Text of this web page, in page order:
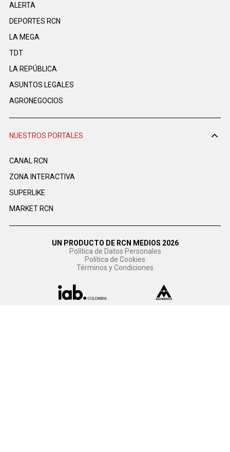
ALERTA
DEPORTES RCN
LA MEGA
TDT
LA REPÚBLICA
ASUNTOS LEGALES
AGRONEGOCIOS
NUESTROS PORTALES
CANAL RCN
ZONA INTERACTIVA
SUPERLIKE
MARKET RCN
UN PRODUCTO DE RCN MEDIOS 2026
Política de Datos Personales
Política de Cookies
Términos y Condiciones